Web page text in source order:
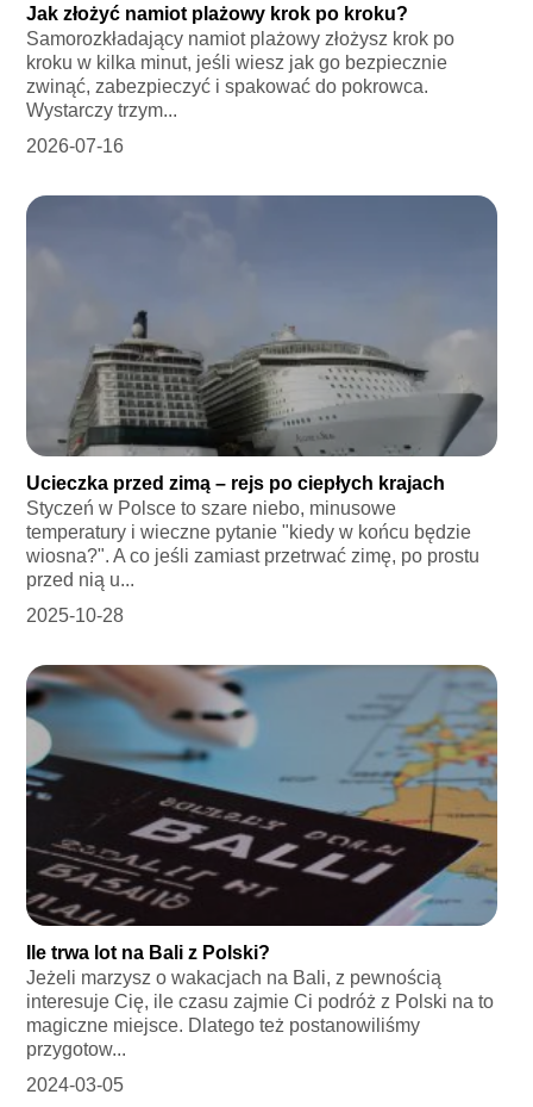
Jak złożyć namiot plażowy krok po kroku?
Samorozkładający namiot plażowy złożysz krok po
kroku w kilka minut, jeśli wiesz jak go bezpiecznie
zwinąć, zabezpieczyć i spakować do pokrowca.
Wystarczy trzym...
2026-07-16
Ucieczka przed zimą – rejs po ciepłych krajach
Styczeń w Polsce to szare niebo, minusowe
temperatury i wieczne pytanie "kiedy w końcu będzie
wiosna?". A co jeśli zamiast przetrwać zimę, po prostu
przed nią u...
2025-10-28
Ile trwa lot na Bali z Polski?
Jeżeli marzysz o wakacjach na Bali, z pewnością
interesuje Cię, ile czasu zajmie Ci podróż z Polski na to
magiczne miejsce. Dlatego też postanowiliśmy
przygotow...
2024-03-05